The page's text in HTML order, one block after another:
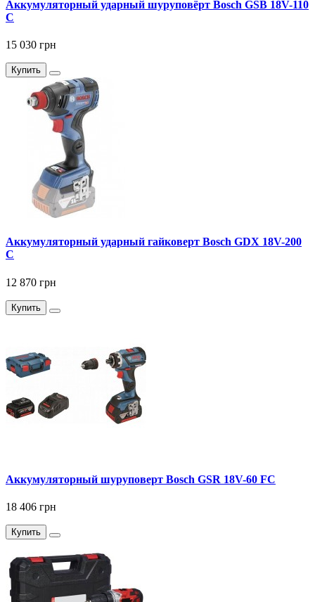
Аккумуляторный ударный шуруповёрт Bosch GSB 18V-110
C
15 030 грн
Купить
Аккумуляторный ударный гайковерт Bosch GDX 18V-200
C
12 870 грн
Купить
Аккумуляторный шуруповерт Bosch GSR 18V-60 FC
18 406 грн
Купить